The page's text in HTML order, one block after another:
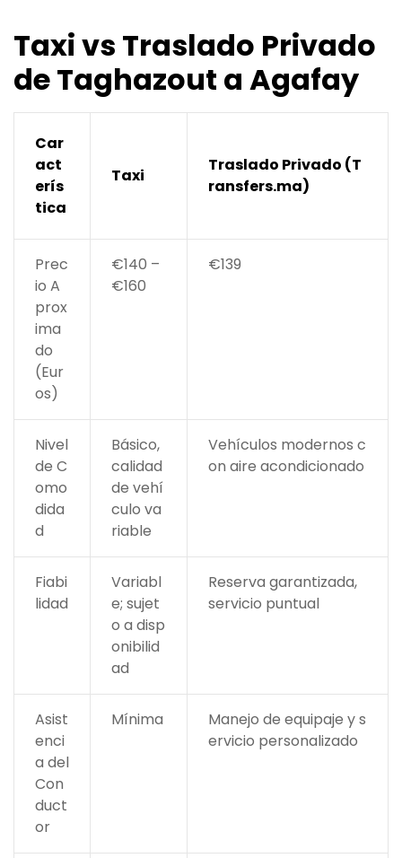
Taxi vs Traslado Privado
de Taghazout a Agafay
Car
act
erís
tica
Taxi
Traslado Privado (T
ransfers.ma)
Prec
io A
prox
ima
do
(Eur
os)
€140 –
€160
€139
Nivel
de C
omo
dida
d
Básico,
calidad
de vehí
culo va
riable
Vehículos modernos c
on aire acondicionado
Fiabi
lidad
Variabl
e; sujet
o a disp
onibilid
ad
Reserva garantizada,
servicio puntual
Asist
enci
a del
Con
duct
or
Mínima
Manejo de equipaje y s
ervicio personalizado